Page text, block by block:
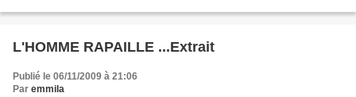
L'HOMME RAPAILLE ...Extrait
Publié le 06/11/2009 à 21:06
Par emmila